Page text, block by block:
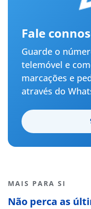
Fale
Guarde o
telemóvel e
marcações e
através do
MAIS PARA SI
Não perca as